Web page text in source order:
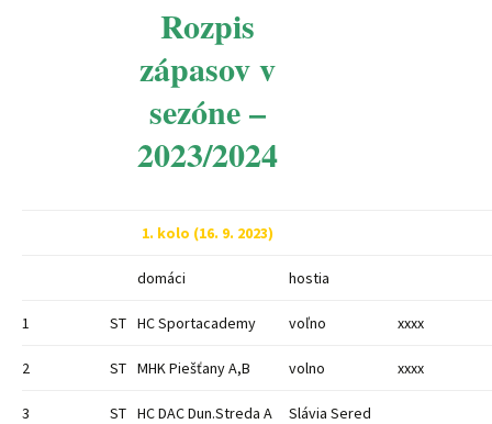
Rozpis
zápasov v
sezóne –
2023/2024
1. kolo (16. 9. 2023)
domáci hostia
1 ST HC Sportacademy voľno xxxx
2 ST MHK Piešťany A,B volno xxxx
3 ST HC DAC Dun.Streda A Slávia Sered